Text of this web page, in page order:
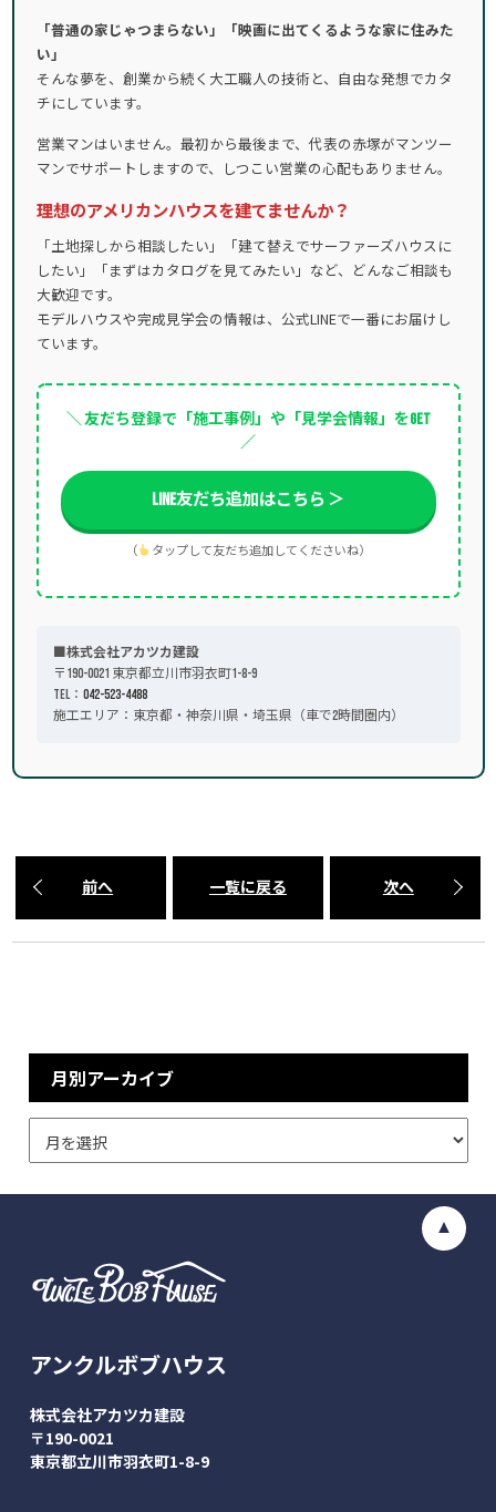
「普通の家じゃつまらない」「映画に出てくるような家に住みた
い」
そんな夢を、創業から続く大工職人の技術と、自由な発想でカタ
チにしています。
営業マンはいません。最初から最後まで、代表の赤塚がマンツー
マンでサポートしますので、しつこい営業の心配もありません。
理想のアメリカンハウスを建てませんか？
「土地探しから相談したい」「建て替えでサーファーズハウスに
したい」「まずはカタログを見てみたい」など、どんなご相談も
大歓迎です。
モデルハウスや完成見学会の情報は、公式LINEで一番にお届けし
ています。
＼ 友だち登録で「施工事例」や「見学会情報」をGET
／
LINE友だち追加はこちら ＞
（ タップして友だち追加してくださいね）
■株式会社アカツカ建設
〒190-0021 東京都立川市羽衣町1-8-9
TEL： 042-523-4488
施工エリア：東京都・神奈川県・埼玉県（車で2時間圏内）
前へ 一覧に戻る 次へ
月別アーカイブ
アンクルボブハウス
株式会社アカツカ建設
〒190-0021
東京都立川市羽衣町1-8-9